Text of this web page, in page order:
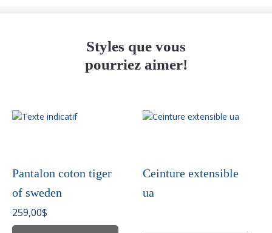
Styles que vous
pourriez aimer!
Pantalon coton tiger
of sweden
259,00$
Ce
variations.
options
peuvent
être
Ceinture extensible
ua